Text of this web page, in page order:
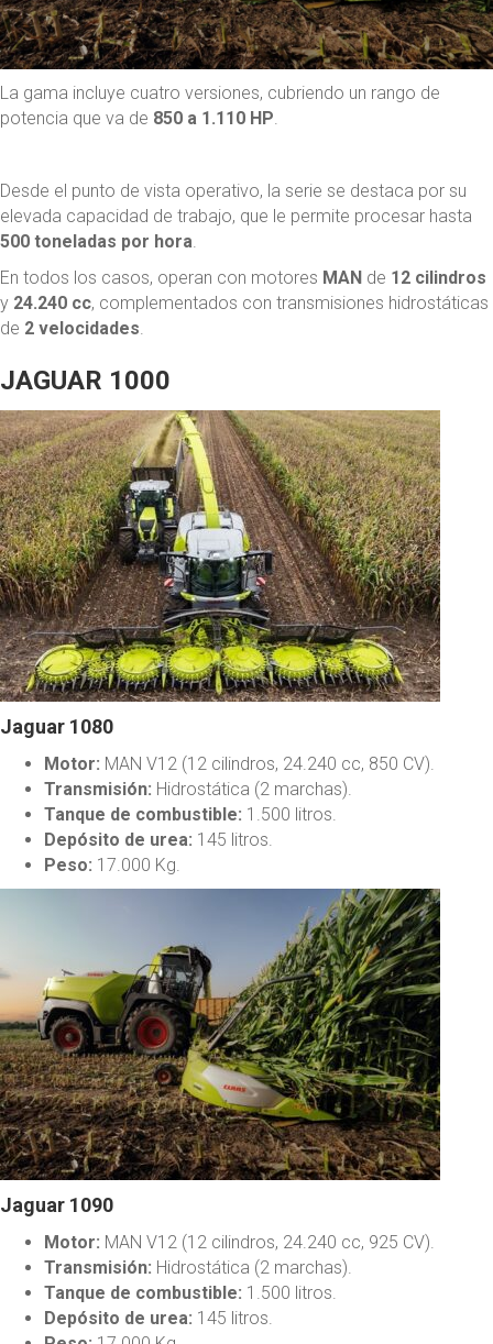
La gama incluye cuatro versiones, cubriendo un rango de
potencia que va de 850 a 1.110 HP.
Desde el punto de vista operativo, la serie se destaca por su
elevada capacidad de trabajo, que le permite procesar hasta
500 toneladas por hora.
En todos los casos, operan con motores MAN de 12 cilindros
y 24.240 cc, complementados con transmisiones hidrostáticas
de 2 velocidades.
JAGUAR 1000
Jaguar 1080
Motor: MAN V12 (12 cilindros, 24.240 cc, 850 CV).
Transmisión: Hidrostática (2 marchas).
Tanque de combustible: 1.500 litros.
Depósito de urea: 145 litros.
Peso: 17.000 Kg.
Jaguar 1090
Motor: MAN V12 (12 cilindros, 24.240 cc, 925 CV).
Transmisión: Hidrostática (2 marchas).
Tanque de combustible: 1.500 litros.
Depósito de urea: 145 litros.